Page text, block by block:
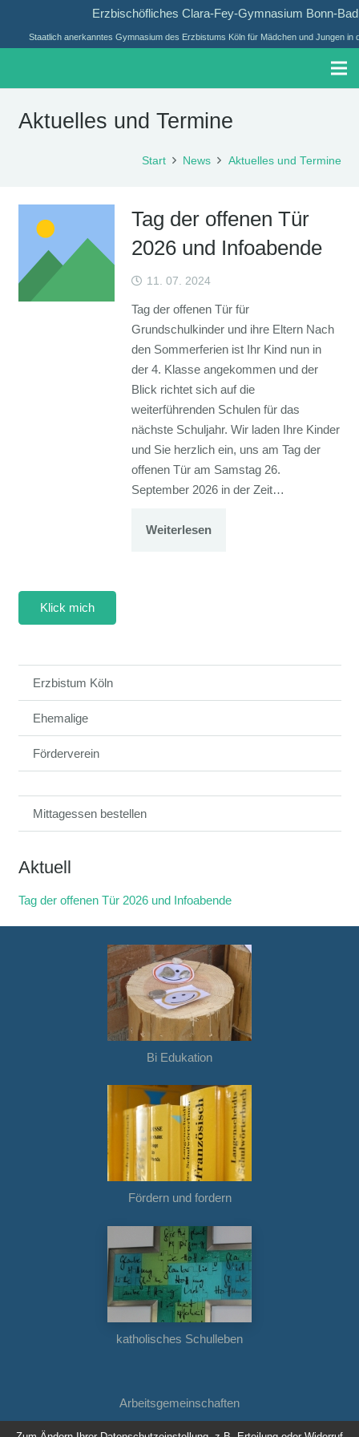
Erzbischöfliches Clara-Fey-Gymnasium Bonn-
Staatlich anerkanntes Gymnasium des Erzbistums Köln für Mädchen und Jungen in
Aktuelles und Termine
Start News Aktuelles und Termine
Tag der offenen Tür
2026 und Infoabende
11. 07. 2024
Tag der offenen Tür für
Grundschulkinder und ihre Eltern Nach
den Sommerferien ist Ihr Kind nun in
der 4. Klasse angekommen und der
Blick richtet sich auf die
weiterführenden Schulen für das
nächste Schuljahr. Wir laden Ihre Kinder
und Sie herzlich ein, uns am Tag der
offenen Tür am Samstag 26.
September 2026 in der Zeit…
Weiterlesen
Klick mich
Erzbistum Köln
Ehemalige
Förderverein
Mittagessen bestellen
Aktuell
Tag der offenen Tür 2026 und Infoabende
Bi Edukation
Fördern und fordern
katholisches Schulleben
Arbeitsgemeinschaften